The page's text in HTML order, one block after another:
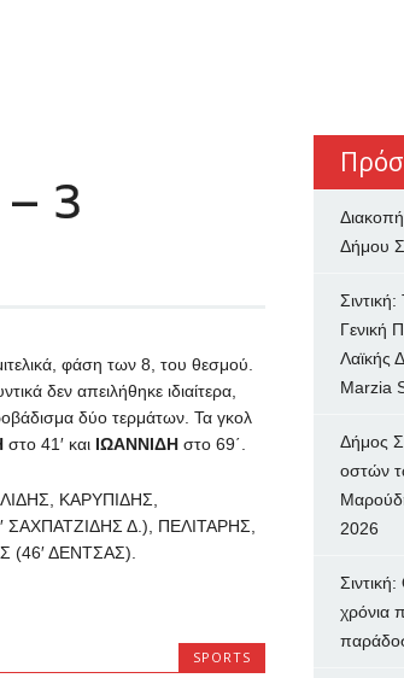
3
φάση των 8, του θεσμού.
δεν απειλήθηκε ιδιαίτερα,
δύο τερμάτων. Τα γκολ
στο 41′ και ΙΩΑΝΝΙΔΗστο 69΄.
ΚΑΡΥΠΙΔΗΣ,
ΣΑΧΠΑΤΖΙΔΗΣ Δ.), ΠΕΛΙΤΑΡΗΣ,
ΔΕΝΤΣΑΣ).
SPORTS
Δήμου
Γενική
Λαϊκής
Marzia
Δήμος
oστών
2026
χρόνια